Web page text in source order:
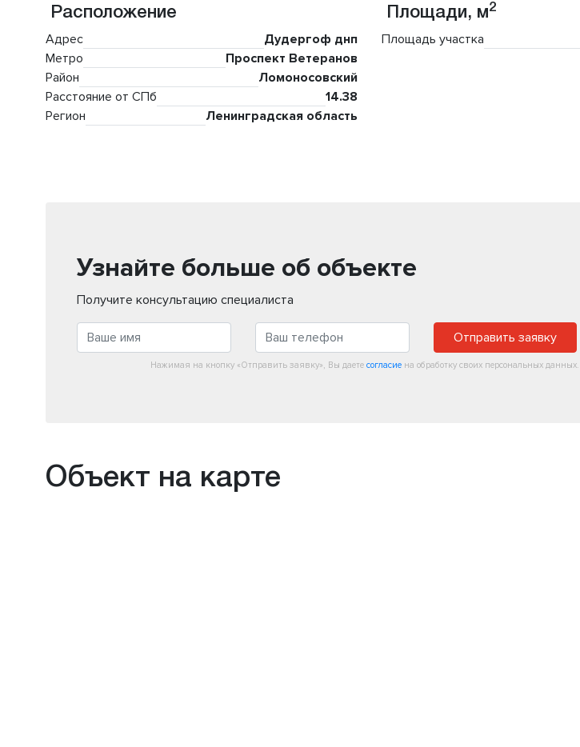
Расположение
Адрес
Дудергоф днп
Метро
Проспект Ветеранов
Район
Ломоносовский
Расстояние от СПб
14.38
Регион
Ленинградская область
Площади, м2
Площадь участка
Узнайте больше об объекте
Получите консультацию специалиста
Отправить заявку
Нажимая на кнопку «Отправить заявку», Вы даете согласиена обработку своих персональных данных.
Объект на карте